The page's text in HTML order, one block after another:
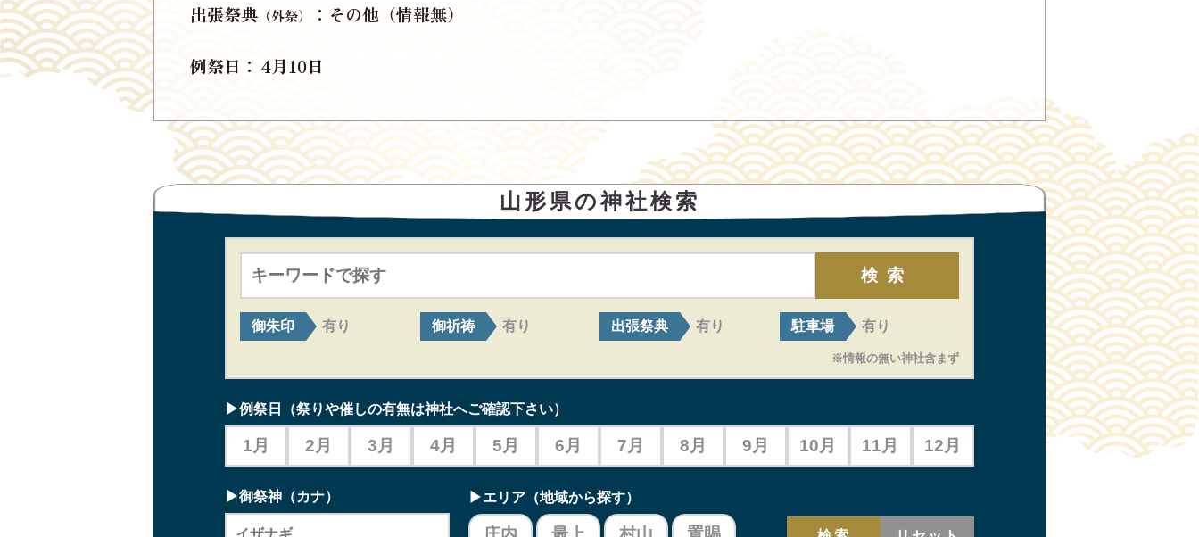
出張祭典 （外祭） その他（情報無）
例祭日 4月10日
山形県の神社検索
検索
御朱印 有り 御祈祷 有り 出張祭典 有り 駐車場 有り
※情報の無い神社含まず
▶例祭日 （祭りや催しの有無は神社へご確認下さい）
1月 2月 3月 4月 5月 6月 7月 8月 9月 10月 11月 12月
▶御祭神（カナ） ▶エリア（地域から探す）